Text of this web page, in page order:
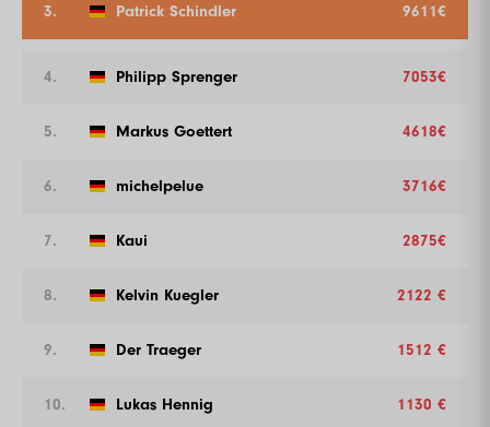
3. Patrick Schindler 9611€
4. Philipp Sprenger 7053€
5. Markus Goettert 4618€
6. michelpelue 3716€
7. Kaui 2875€
8. Kelvin Kuegler 2122 €
9. Der Traeger 1512 €
10. Lukas Hennig 1130 €